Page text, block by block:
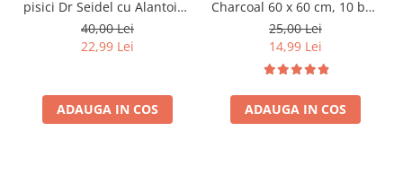
pisici Dr Seidel cu Alantoina
220 ml
40,00 Lei
22,99 Lei
ADAUGA IN COS
Charcoal 60 x 60 cm, 10 buc
/ pachet
25,00 Lei
14,99 Lei
ADAUGA IN COS